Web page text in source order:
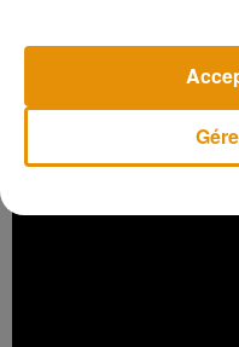
Zack Kim. Trois ans